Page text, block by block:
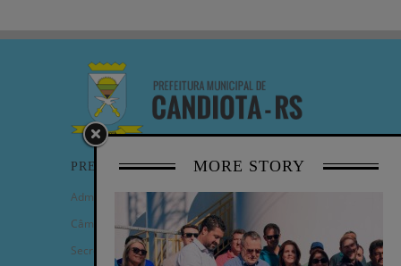
MORE STORY
PREFEITURA
Administração Municipal
Câmara de Vereadores
Secretarias